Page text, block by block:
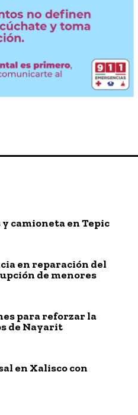
camioneta en Tepic
en reparación del
de menores
para reforzar la
de Nayarit
en Xalisco con